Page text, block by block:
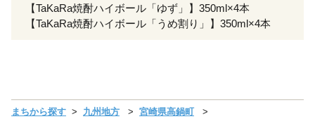
【TaKaRa焼酎ハイボール「ゆず」】350ml×4本
【TaKaRa焼酎ハイボール「うめ割り」】350ml×4本
まちから探す 九州地方
宮崎県高鍋町